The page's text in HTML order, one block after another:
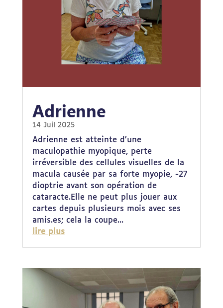
Adrienne
14 Juil 2025
Adrienne est atteinte d'une
maculopathie myopique, perte
irréversible des cellules visuelles de la
macula causée par sa forte myopie, -27
dioptrie avant son opération de
cataracte.Elle ne peut plus jouer aux
cartes depuis plusieurs mois avec ses
amis.es; cela la coupe...
lire plus